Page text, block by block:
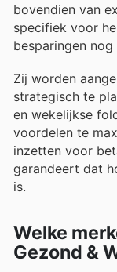
bovendien van
specifiek voor
besparingen
Zij worden
strategisch te
en wekelijkse
voordelen te
inzetten voor
garandeert dat
is.
Welke
Gezond &